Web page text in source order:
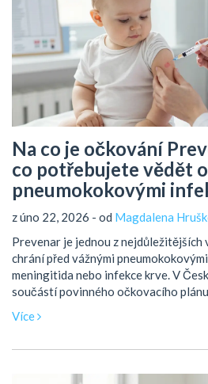
Na co je očkování
co potřebujete vědět
pneumokokovými
z úno 22, 2026 - od Magdalena
Prevenar je jednou z nejdůležitějších
chrání před vážnými
meningitida nebo infekce krve. V
součástí povinného očkovacího
Více